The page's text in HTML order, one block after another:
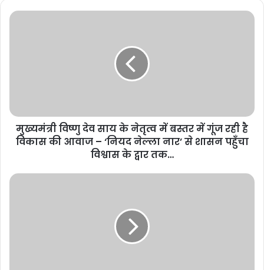
मुख्यमंत्री विष्णु देव साय के नेतृत्व में बस्तर में गूंज रही है
विकास की आवाज – ‘नियद नेल्ला नार’ से शासन पहुँचा
विश्वास के द्वार तक…